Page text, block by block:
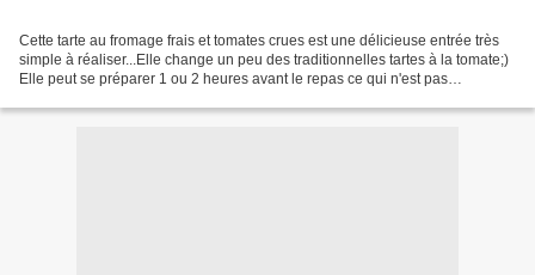
Cette tarte au fromage frais et tomates crues est une délicieuse entrée très
simple à réaliser...Elle change un peu des traditionnelles tartes à la tomate;)
Elle peut se préparer 1 ou 2 heures avant le repas ce qui n'est pas